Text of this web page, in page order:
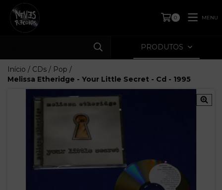
0 MENU
PRODUTOS
Início / CDs / Pop /
Melissa Etheridge - Your Little Secret - Cd - 1995